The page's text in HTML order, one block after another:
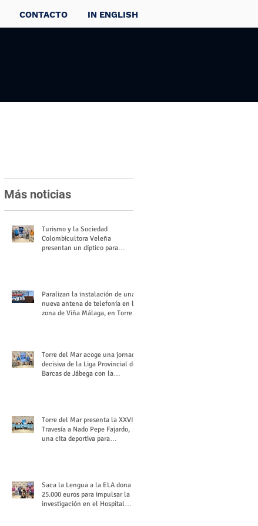
CONTACTO IN ENGLISH
Más noticias
Turismo y la Sociedad
Colombicultora Veleña
presentan un díptico para
Paralizan la instalación de una
nueva antena de telefonía en la
zona de Viña Málaga, en Torre
Torre del Mar acoge una jornada
decisiva de la Liga Provincial de
Barcas de Jábega con la
Torre del Mar presenta la XXVI
Travesía a Nado Pepe Fajardo,
una cita deportiva para
Saca la Lengua a la ELA dona
25.000 euros para impulsar la
investigación en el Hospital